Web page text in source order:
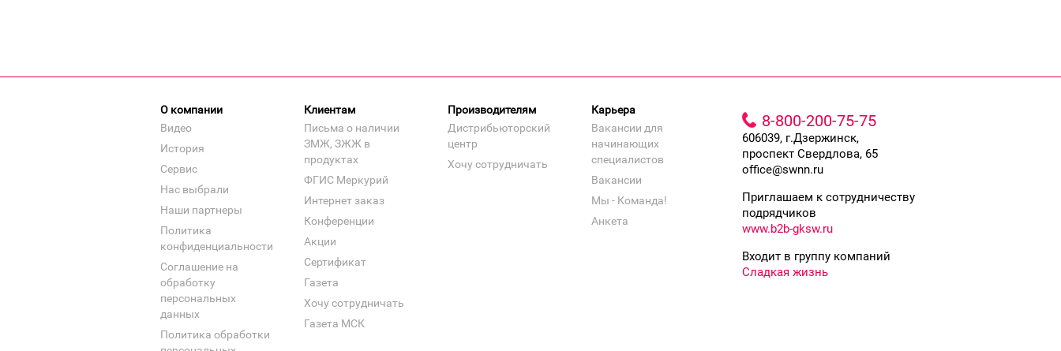
О компании
Видео
История
Сервис
Нас выбрали
Наши партнеры
Политика
конфиденциальности
Соглашение на
обработку
персональных
данных
Политика обработки
Клиентам
Письма о наличии
ЗМЖ, ЗЖЖ в
продуктах
ФГИС Меркурий
Интернет заказ
Конференции
Акции
Сертификат
Газета
Хочу сотрудничать
Газета МСК
Производителям
Дистрибьюторский
центр
Хочу сотрудничать
Карьера
Вакансии для
начинающих
специалистов
Вакансии
Мы - Команда!
Анкета
8-800-200-75-75
606039, г.Дзержинск,
проспект Свердлова, 65
office@swnn.ru
Приглашаем к сотрудничеству
подрядчиков
www.b2b-gksw.ru
Входит в группу компаний
Сладкая жизнь